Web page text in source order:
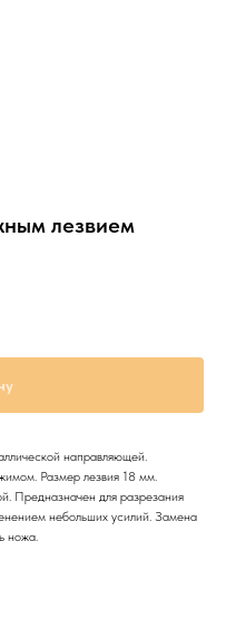
лезвием
направляющей.
Размер лезвия 18 мм.
Предназначен для разрезания
небольших усилий. Замена
ножа.